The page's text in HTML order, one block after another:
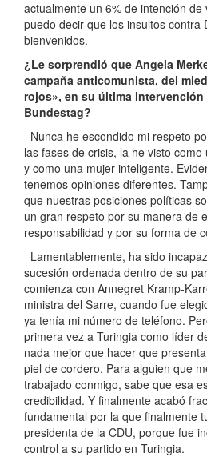
actualmente un 6% de intención de
puedo decir que los insultos contra
bienvenidos.
¿Le sorprendió que Angela
campaña anticomunista, del
rojos», en su última
Bundestag?
Nunca he escondido mi respeto
las fases de crisis, la he visto
y como una mujer inteligente.
tenemos opiniones diferentes.
que nuestras posiciones políticas
un gran respeto por su manera de
responsabilidad y por su forma de
Lamentablemente, ha sido
sucesión ordenada dentro de su
comienza con Annegret Kramp-
ministra del Sarre, cuando fue
ya tenía mi número de teléfono.
primera vez a Turingia como líder
nada mejor que hacer que
piel de cordero. Para alguien que
trabajado conmigo, sabe que esa
credibilidad. Y finalmente acabó
fundamental por la que finalmente
presidenta de la CDU, porque fue
control a su partido en Turingia.